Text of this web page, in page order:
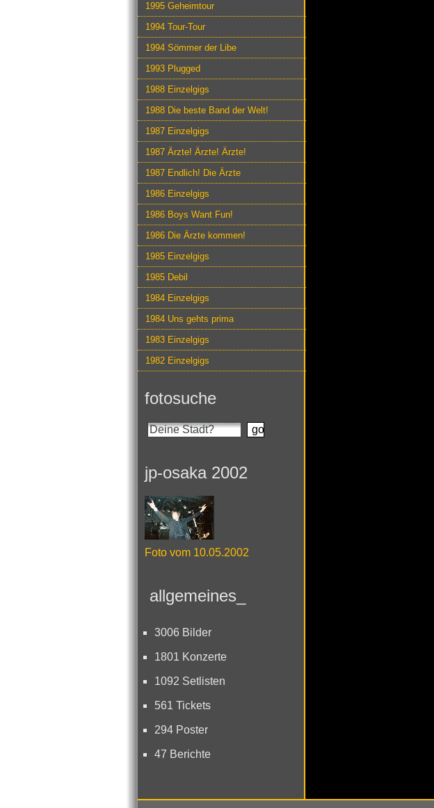
1995 Geheimtour
1994 Tour-Tour
1994 Sömmer der Libe
1993 Plugged
1988 Einzelgigs
1988 Die beste Band der Welt!
1987 Einzelgigs
1987 Ärzte! Ärzte! Ärzte!
1987 Endlich! Die Ärzte
1986 Einzelgigs
1986 Boys Want Fun!
1986 Die Ärzte kommen!
1985 Einzelgigs
1985 Debil
1984 Einzelgigs
1984 Uns gehts prima
1983 Einzelgigs
1982 Einzelgigs
fotosuche
jp-osaka 2002
Foto vom 10.05.2002
allgemeines_
3006 Bilder
1801 Konzerte
1092 Setlisten
561 Tickets
294 Poster
47 Berichte